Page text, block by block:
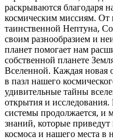
раскрываются благодаря
космическим миссиям.
таинственной Нептуна,
своим разнообразием и
планет помогает нам
собственной планете
Вселенной. Каждая новая
в пазл нашего
удивительные тайны
открытия и
системы продолжается, и
знаний, которые
космоса и нашего места в